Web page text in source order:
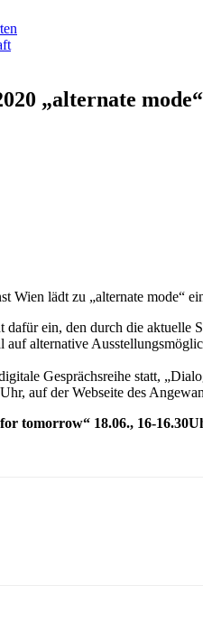
„alternate
Wien lädt zu „alternate mode“
dafür ein, den durch die aktuelle
auf alternative
Gesprächsreihe statt,
auf der Webseite des
tomorrow“ 18.06., 16-